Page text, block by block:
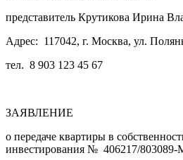
представитель Крутикова Ирина
Адрес: 117042, г. Москва, ул.
тел. 8 903 123 45 67
ЗАЯВЛЕНИЕ
о передаче квартиры в
инвестирования № 406217/803089-